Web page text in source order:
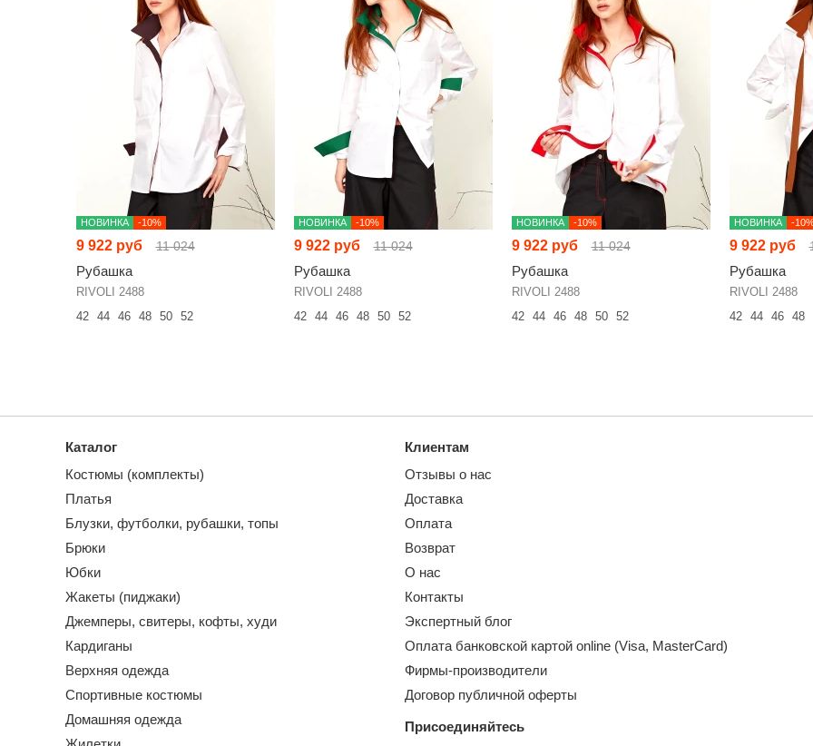
НОВИНКА -10%
9 922 руб 11 024
Рубашка
RIVOLI 2488
42
44 46 48 50 52
НОВИНКА -10%
9 922 руб 11 024
Рубашка
RIVOLI 2488
42
44 46 48 50 52
НОВИНКА -10%
9 922 руб 11 024
Рубашка
RIVOLI 2488
42
44 46 48 50 52
НОВИНКА -
9 922 руб
Рубашка
RIVOLI 2488
42
44 46 48
Каталог
Костюмы (комплекты)
Платья
Блузки, футболки, рубашки, топы
Брюки
Юбки
Жакеты (пиджаки)
Джемперы, свитеры, кофты, худи
Кардиганы
Верхняя одежда
Спортивные костюмы
Домашняя одежда
Клиентам
Отзывы о нас
Доставка
Оплата
Возврат
О нас
Контакты
Экспертный блог
Оплата банковской картой online (Visa, MasterCard)
Фирмы-производители
Договор публичной оферты
Присоединяйтесь